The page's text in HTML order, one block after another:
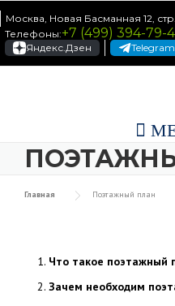
Skip to content
Москва, Новая Басманная 12,
Телефоны:+7 (499) 394-79-
Яндекс.Дзен Telegram
Главная Поэтажный план
Что такое поэтажный
Зачем необходим